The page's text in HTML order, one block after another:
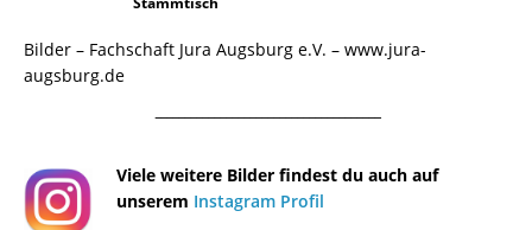
Bilder – Fachschaft Jura Augsburg e.V. – www.jura-
augsburg.de
¯¯¯¯¯¯¯¯¯¯¯¯¯¯¯¯¯¯¯¯¯¯¯¯¯¯¯¯¯¯¯¯¯¯¯¯¯¯
Viele weitere Bilder findest du auch auf
unserem Instagram Profil